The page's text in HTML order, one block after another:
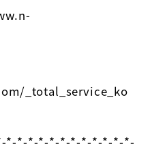
_total_service_ko
*-*-*-*-*-*-*-*-*-*-*-*-